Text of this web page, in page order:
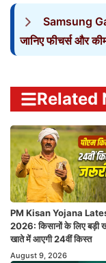
Samsung
जानिए फीचर्स और
Related
PM Kisan Yojana
2026: किसानों के लिए बड़ी
खाते में आएगी 24वीं किस्त
August 9, 2026